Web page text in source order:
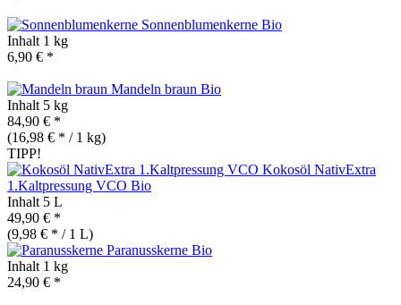
Sonnenblumenkerne Bio
Inhalt 1 kg
6,90 € *
Mandeln braun Bio
Inhalt 5 kg
84,90 € *
(16,98 € * / 1 kg)
TIPP!
Kokosöl NativExtra
1.Kaltpressung VCO Bio
Inhalt 5 L
49,90 € *
(9,98 € * / 1 L)
Paranusskerne Bio
Inhalt 1 kg
24,90 € *